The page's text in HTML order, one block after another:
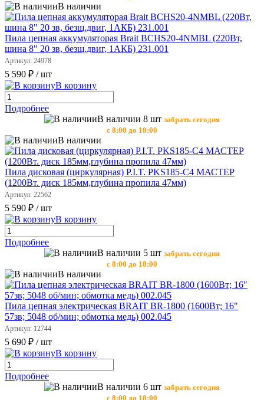
В наличии
Пила цепная аккумуляторая Brait BCHS20-4NMBL (220Вт,
шина 8" 20 зв, безщ.двиг, 1АКБ) 231.001
Артикул: 24978
5 590 ₽ / шт
В корзину
Подробнее
В наличии 8 шт забрать сегодня
с 8:00 до 18:00
В наличии
Пила дисковая (циркулярная) P.I.T. PKS185-C4 МАСТЕР
(1200Вт. диск 185мм,глубина пропила 47мм)
Артикул: 22562
5 590 ₽ / шт
В корзину
Подробнее
В наличии 5 шт забрать сегодня
с 8:00 до 18:00
В наличии
Пила цепная электрическая BRAIT BR-1800 (1600Вт; 16"
57зв; 5048 об/мин; обмотка медь) 002.045
Артикул: 12744
5 690 ₽ / шт
В корзину
Подробнее
В наличии 6 шт забрать сегодня
с 8:00 до 18:00